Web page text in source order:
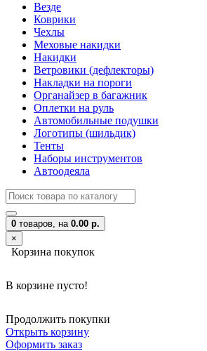
Везде
Коврики
Чехлы
Меховые накидки
Накидки
Ветровики (дефлекторы)
Накладки на пороги
Органайзер в багажник
Оплетки на руль
Автомобильные подушки
Логотипы (шильдик)
Тенты
Наборы инструментов
Автоодеяла
0 товаров, на 0.00 р.
×
Корзина покупок
В корзине пусто!
Продолжить покупки
Открыть корзину
Оформить заказ